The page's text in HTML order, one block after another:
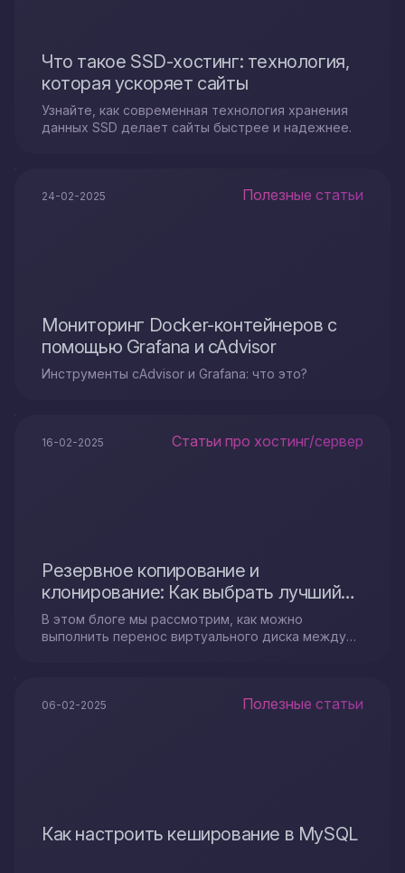
Что такое SSD-хостинг: технология,
которая ускоряет сайты
Узнайте, как современная технология хранения
данных SSD делает сайты быстрее и надежнее.
24-02-2025 Полезные статьи
Мониторинг Docker-контейнеров с
помощью Grafana и cAdvisor
Инструменты cAdvisor и Grafana: что это?
16-02-2025 Статьи про хостинг/сервер
Резервное копирование и
клонирование: Как выбрать лучший
метод передачи образов
В этом блоге мы рассмотрим, как можно
выполнить перенос виртуального диска между
06-02-2025 Полезные статьи
Как настроить кеширование в MySQL